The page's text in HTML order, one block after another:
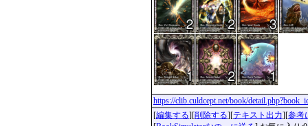
https://clib.culdcept.net/book/
[編集する][削除する][テキスト出力][参考